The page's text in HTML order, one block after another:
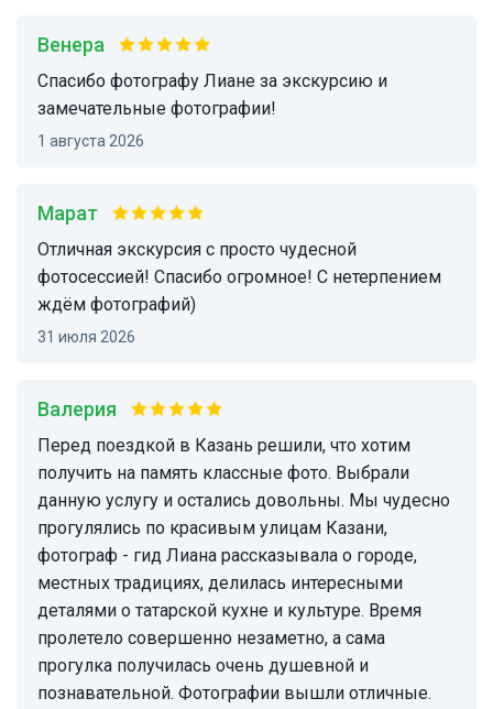
Венера
Спасибо фотографу Лиане за экскурсию и
замечательные фотографии!
1 августа 2026
Марат
Отличная экскурсия с просто чудесной
фотосессией! Спасибо огромное! С нетерпением
ждём фотографий)
31 июля 2026
Валерия
Перед поездкой в Казань решили, что хотим
получить на память классные фото. Выбрали
данную услугу и остались довольны. Мы чудесно
прогулялись по красивым улицам Казани,
фотограф - гид Лиана рассказывала о городе,
местных традициях, делилась интересными
деталями о татарской кухне и культуре. Время
пролетело совершенно незаметно, а сама
прогулка получилась очень душевной и
познавательной. Фотографии вышли отличные.